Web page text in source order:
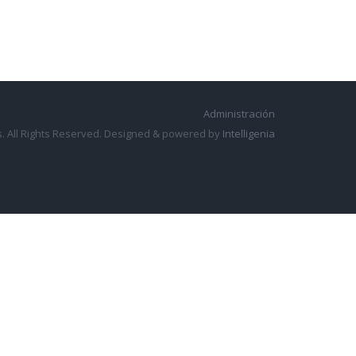
Administración
All Rights Reserved. Designed & powered by Intelligenia